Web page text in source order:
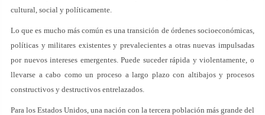
cultural, social y políticamente.
Lo que es mucho más común es una transición de órdenes socioeconómicas,
políticas y militares existentes y prevalecientes a otras nuevas impulsadas
por nuevos intereses emergentes. Puede suceder rápida y violentamente, o
llevarse a cabo como un proceso a largo plazo con altibajos y procesos
constructivos y destructivos entrelazados.
Para los Estados Unidos, una nación con la tercera población más grande del